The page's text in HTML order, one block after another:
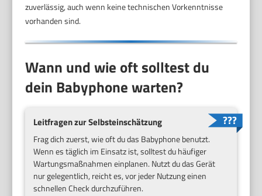
zuverlässig, auch wenn keine technischen Vorkenntnisse
vorhanden sind.
Wann und wie oft solltest du
dein Babyphone warten?
Leitfragen zur Selbsteinschätzung
Frag dich zuerst, wie oft du das Babyphone benutzt.
Wenn es täglich im Einsatz ist, solltest du häufiger
Wartungsmaßnahmen einplanen. Nutzt du das Gerät
nur gelegentlich, reicht es, vor jeder Nutzung einen
schnellen Check durchzuführen.